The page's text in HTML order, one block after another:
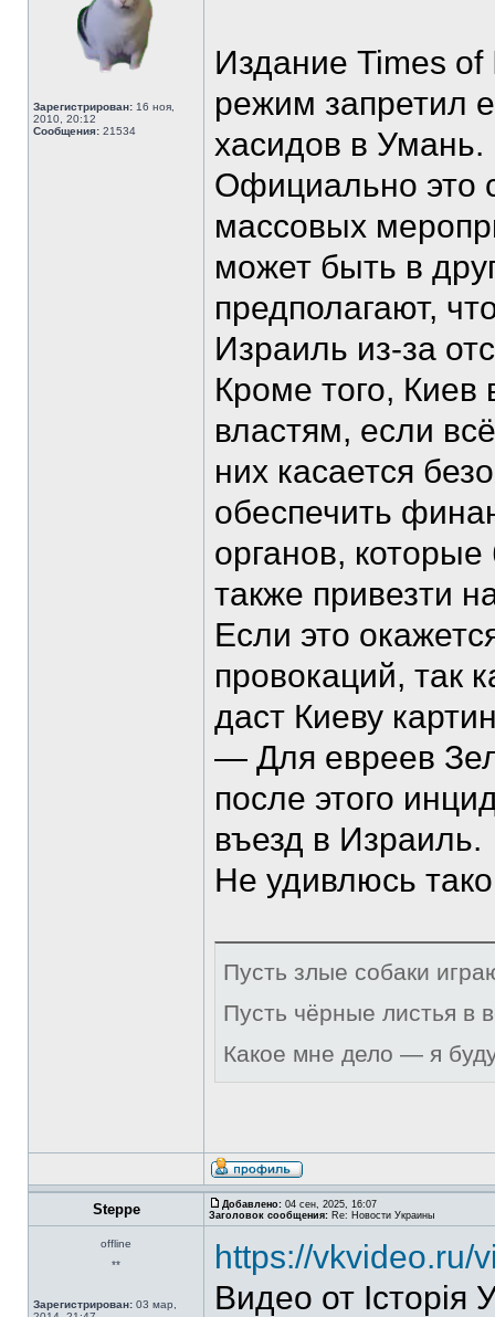
Зарегистрирован: 16 ноя,
2010, 20:12
Сообщения: 21534
Издание Times of
режим запретил
хасидов в Умань.
Официально это
массовых
может быть в
предполагают,
Израиль из-за
Кроме того, Киев
властям, если
них касается
обеспечить
органов,
также привезти
Если это
провокаций, так
даст Киеву
— Для евреев
после этого
въезд в Израиль.
Не удивлюсь
Пусть злые собаки
Пусть чёрные листья в
Какое мне дело — я
Steppe Добавлено: 04 сен, 2025, 16:07
Заголовок сообщения: Re: Новости Украины
offline
**
Зарегистрирован: 03 мар,
https://vkvideo.ru/
Видео от Історія